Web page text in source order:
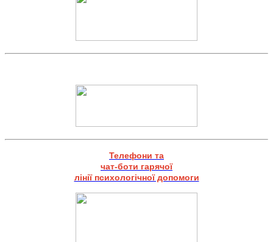
Телефони та
чат-боти гарячої
лінії психологічної допомоги